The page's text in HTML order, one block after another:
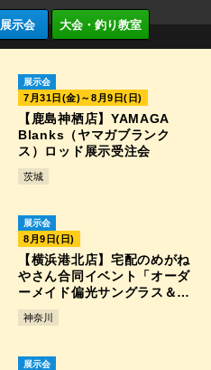
展示会 大会・釣り教室
展示会
7月31日(金)～8月9日(日)
【鹿島神栖店】YAMAGA
Blanks（ヤマガブランク
ス）ロッド展示受注会
茨城
展示会
8月9日(日)
【横浜港北店】宅配のめがね
やさん合同イベント「オーダ
ーメイド偏光サングラス＆ナ
神奈川
展示会